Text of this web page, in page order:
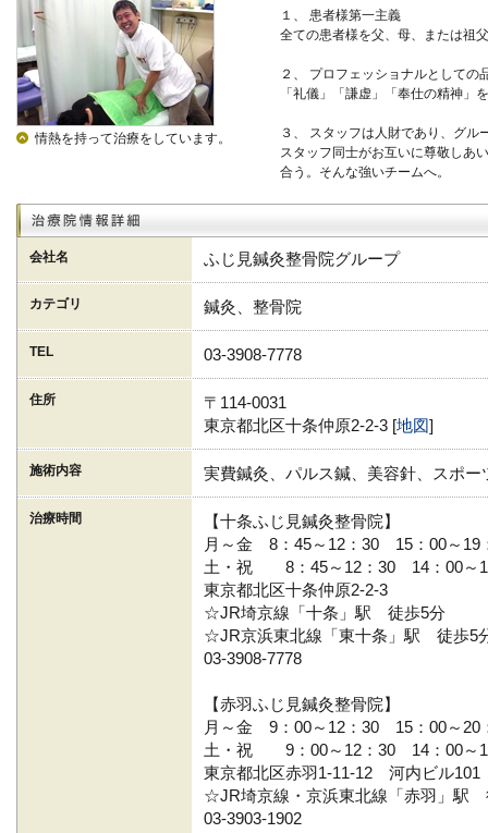
情熱を持って治療をしています。
１、 患者様第一主義
全ての患者様を父、母、または祖
２、 プロフェッショナルとしての
「礼儀」「謙虚」「奉仕の精神」
３、 スタッフは人財であり、グル
スタッフ同士がお互いに尊敬しあ
合う。そんな強いチームへ。
会社名 ふじ見鍼灸整骨院グループ
カテゴリ 鍼灸、整骨院
TEL 03-3908-7778
住所
〒114-0031
東京都北区十条仲原2-2-3 [地図]
施術内容 実費鍼灸、パルス鍼、美容針、スポ
治療時間
【十条ふじ見鍼灸整骨院】
月～金 8：45～12：30 15：00～19
土・祝 8：45～12：30 14：00～
東京都北区十条仲原2-2-3
☆JR埼京線「十条」駅 徒歩5分
☆JR京浜東北線「東十条」駅 徒歩5
03-3908-7778
【赤羽ふじ見鍼灸整骨院】
月～金 9：00～12：30 15：00～20
土・祝 9：00～12：30 14：00～
東京都北区赤羽1-11-12 河内ビル101
☆JR埼京線・京浜東北線「赤羽」駅
03-3903-1902